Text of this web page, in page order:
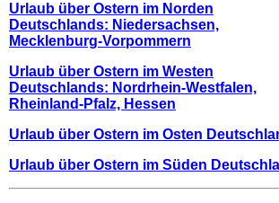
Urlaub über Ostern im Norden
Deutschlands: Niedersachsen,
Mecklenburg-Vorpommern
Urlaub über Ostern im Westen
Deutschlands: Nordrhein-Westfalen,
Rheinland-Pfalz, Hessen
Urlaub über Ostern im Osten
Urlaub über Ostern im Süden